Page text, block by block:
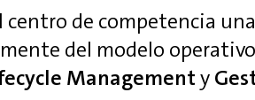
centro de competencia
del modelo
Managementy